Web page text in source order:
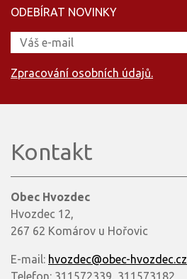
ODEBÍRAT NOVINKY
Zpracování osobních údajů.
Kontakt
Obec Hvozdec
Hvozdec 12,
267 62 Komárov u Hořovic
E-mail: hvozdec@obec-hvozdec.cz
Telefon: 311572339, 311573182